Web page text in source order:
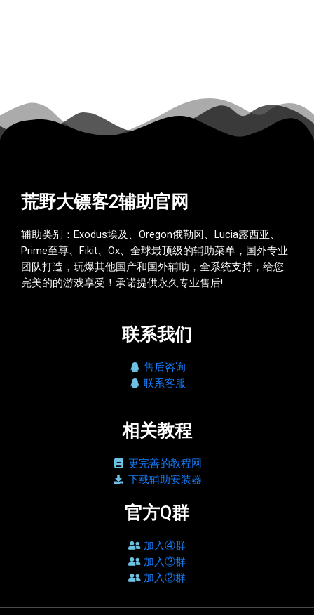
荒野大镖客2辅助官网
辅助类别：Exodus埃及、Oregon俄勒冈、Lucia露西亚、
Prime至尊、Fikit、Ox、全球最顶级的辅助菜单，国外专业
团队打造，玩爆其他国产和国外辅助，全系统支持，给您
完美的的游戏享受！承诺提供永久专业售后!
联系我们
售后咨询
联系客服
相关教程
更完善的教程网
下载辅助安装器
官方Q群
加入④群
加入③群
加入②群